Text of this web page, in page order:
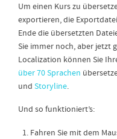
Um einen Kurs zu
exportieren, die
Ende die übersetzten
Sie immer noch, aber jetzt
Localization können Sie
über 70 Sprachen
und Storyline.
Und so funktioniert’s:
Fahren Sie mit dem